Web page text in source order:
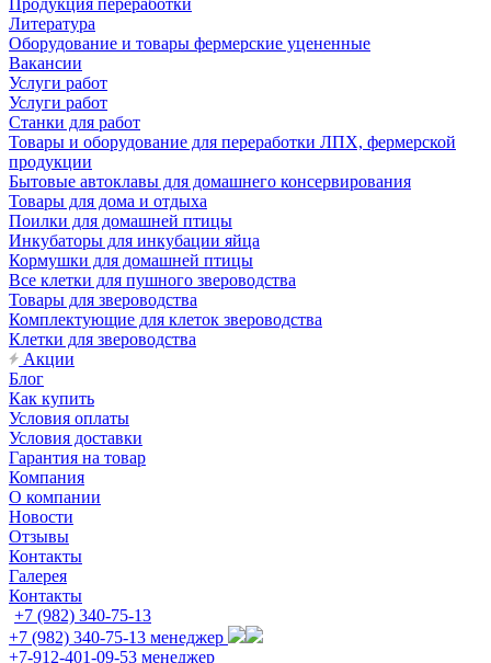
Продукция переработки
Литература
Оборудование и товары фермерские уцененные
Вакансии
Услуги работ
Услуги работ
Станки для работ
Товары и оборудование для переработки ЛПХ, фермерской
продукции
Бытовые автоклавы для домашнего консервирования
Товары для дома и отдыха
Поилки для домашней птицы
Инкубаторы для инкубации яйца
Кормушки для домашней птицы
Все клетки для пушного звероводства
Товары для звероводства
Комплектующие для клеток звероводства
Клетки для звероводства
Акции
Блог
Как купить
Условия оплаты
Условия доставки
Гарантия на товар
Компания
О компании
Новости
Отзывы
Контакты
Галерея
Контакты
+7 (982) 340-75-13
+7 (982) 340-75-13 менеджер
+7-912-401-09-53 менеджер